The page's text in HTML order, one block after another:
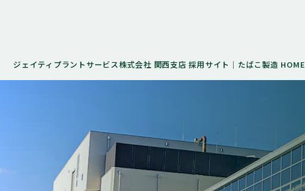
ジェイティプラントサービス株式会社 関西支店 採用サイト｜たばこ製造 HOME